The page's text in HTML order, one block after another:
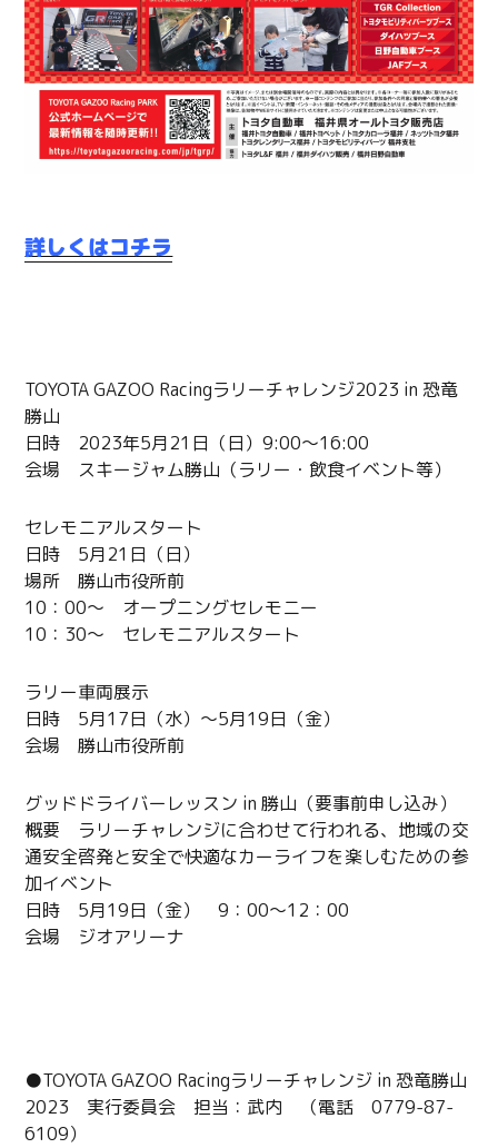
詳しくはコチラ
TOYOTA GAZOO Racingラリーチャレンジ2023 in 恐竜
勝山
日時 2023年5月21日（日）9:00～16:00
会場 スキージャム勝山（ラリー・飲食イベント等）
セレモニアルスタート
日時 5月21日（日）
場所 勝山市役所前
10：00～ オープニングセレモニー
10：30～ セレモニアルスタート
ラリー車両展示
日時 5月17日（水）～5月19日（金）
会場 勝山市役所前
グッドドライバーレッスン in 勝山（要事前申し込み）
概要 ラリーチャレンジに合わせて行われる、地域の交
通安全啓発と安全で快適なカーライフを楽しむための参
加イベント
日時 5月19日（金） 9：00～12：00
会場 ジオアリーナ
●TOYOTA GAZOO Racingラリーチャレンジ in 恐竜勝山
2023 実行委員会 担当：武内 （電話 0779-87-
6109）